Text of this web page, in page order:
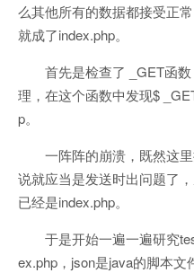
么其他所有的数据都接受正
就成了index.php。
首先是检查了 _GET函
理，在这个函数中发现$
p。
一阵阵的崩溃，既然这
说就应当是发送时出问题了
已经是index.php。
于是开始一遍一遍研究
ex.php，json是java的脚本